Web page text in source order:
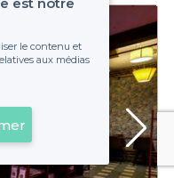
le contenu et
aux médias